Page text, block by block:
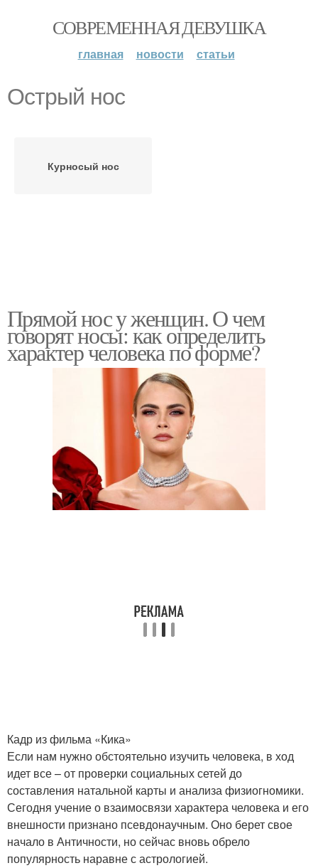
СОВРЕМЕННАЯ ДЕВУШКА
главная новости статьи
Острый нос
Курносый нос
Прямой нос у женщин. О чем
говорят носы: как определить
характер человека по форме?
Кадр из фильма «Кика»
Если нам нужно обстоятельно изучить человека, в ход
идет все – от проверки социальных сетей до
составления натальной карты и анализа физиогномики.
Сегодня учение о взаимосвязи характера человека и его
внешности признано псевдонаучным. Оно берет свое
начало в Античности, но сейчас вновь обрело
популярность наравне с астрологией.